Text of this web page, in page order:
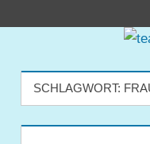
tealicious
books
SCHLAGWORT: